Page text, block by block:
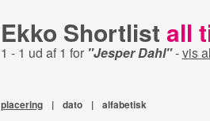
Ekko Shortlist all
1 - 1 ud af 1 for "Jesper Dahl"-vis
placering | dato | alfabetisk